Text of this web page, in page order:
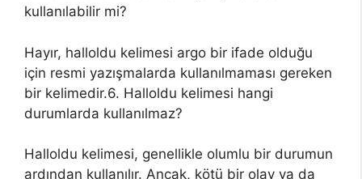
kullanılabilir mi?
Hayır, halloldu kelimesi argo bir ifade olduğu
için resmi yazışmalarda kullanılmaması gereken
bir kelimedir.6. Halloldu kelimesi hangi
durumlarda kullanılmaz?
Halloldu kelimesi, genellikle olumlu bir durumun
ardından kullanılır. Ancak, kötü bir olay ya da